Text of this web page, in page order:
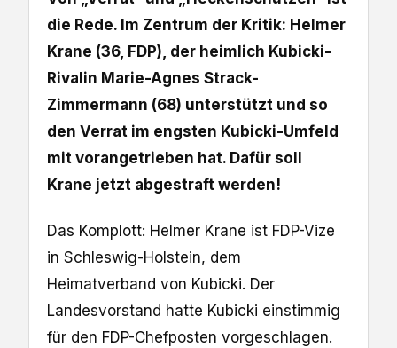
die Rede. Im Zentrum der Kritik: Helmer
Krane (36, FDP), der heimlich Kubicki-
Rivalin Marie-Agnes Strack-
Zimmermann (68) unterstützt und so
den Verrat im engsten Kubicki-Umfeld
mit vorangetrieben hat. Dafür soll
Krane jetzt abgestraft werden!
Das Komplott: Helmer Krane ist FDP-Vize
in Schleswig-Holstein, dem
Heimatverband von Kubicki. Der
Landesvorstand hatte Kubicki einstimmig
für den FDP-Chefposten vorgeschlagen.